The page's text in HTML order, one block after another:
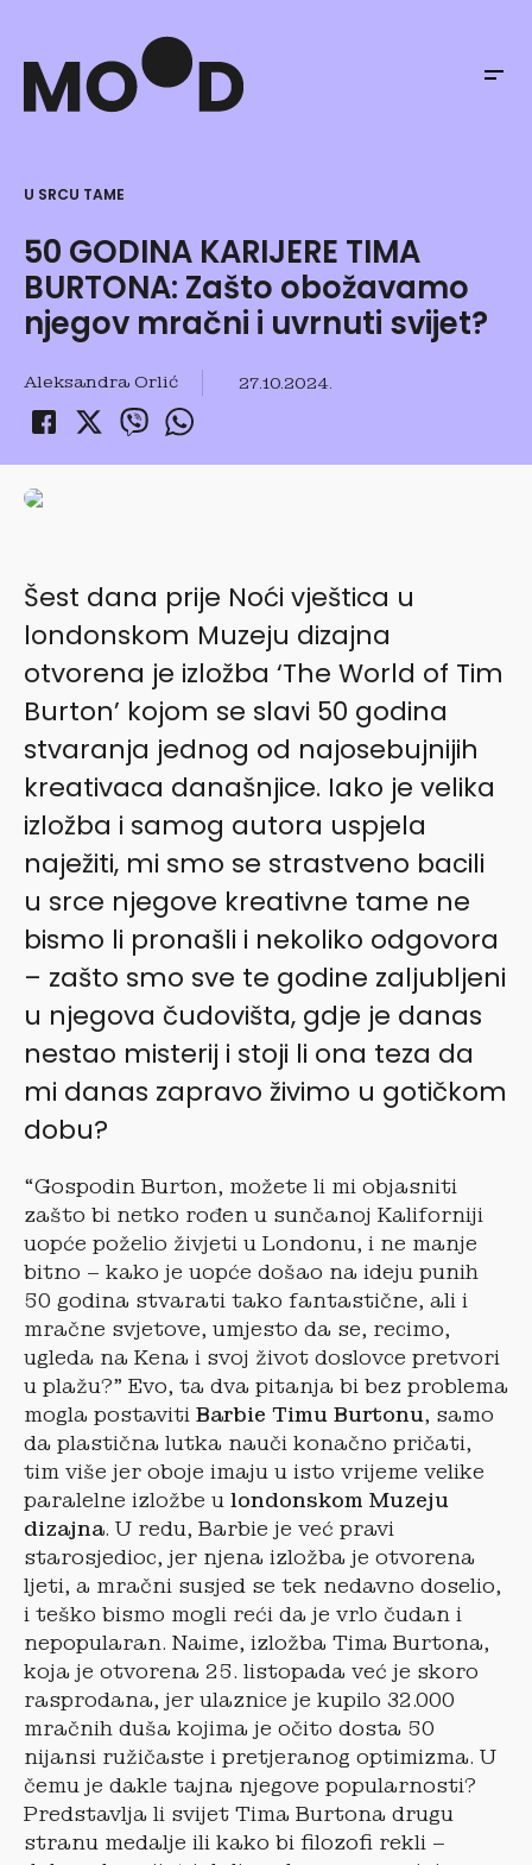
U SRCU TAME
50 GODINA KARIJERE TIMA
BURTONA: Zašto obožavamo
njegov mračni i uvrnuti svijet?
Aleksandra Orlić 27.10.2024.
Šest dana prije Noći vještica u
londonskom Muzeju dizajna
otvorena je izložba ‘The World of Tim
Burton’ kojom se slavi 50 godina
stvaranja jednog od najosebujnijih
kreativaca današnjice. Iako je velika
izložba i samog autora uspjela
naježiti, mi smo se strastveno bacili
u srce njegove kreativne tame ne
bismo li pronašli i nekoliko odgovora
– zašto smo sve te godine zaljubljeni
u njegova čudovišta, gdje je danas
nestao misterij i stoji li ona teza da
mi danas zapravo živimo u gotičkom
dobu?
“Gospodin Burton, možete li mi objasniti
zašto bi netko rođen u sunčanoj Kaliforniji
uopće poželio živjeti u Londonu, i ne manje
bitno – kako je uopće došao na ideju punih
50 godina stvarati tako fantastične, ali i
mračne svjetove, umjesto da se, recimo,
ugleda na Kena i svoj život doslovce pretvori
u plažu?” Evo, ta dva pitanja bi bez problema
mogla postaviti Barbie Timu Burtonu, samo
da plastična lutka nauči konačno pričati,
tim više jer oboje imaju u isto vrijeme velike
paralelne izložbe u londonskom Muzeju
dizajna. U redu, Barbie je već pravi
starosjedioc, jer njena izložba je otvorena
ljeti, a mračni susjed se tek nedavno doselio,
i teško bismo mogli reći da je vrlo čudan i
nepopularan. Naime, izložba Tima Burtona,
koja je otvorena 25. listopada već je skoro
rasprodana, jer ulaznice je kupilo 32.000
mračnih duša kojima je očito dosta 50
nijansi ružičaste i pretjeranog optimizma. U
čemu je dakle tajna njegove popularnosti?
Predstavlja li svijet Tima Burtona drugu
stranu medalje ili kako bi filozofi rekli –